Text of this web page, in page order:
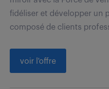
fidéliser et développer un
composé de clients
voir l'offre